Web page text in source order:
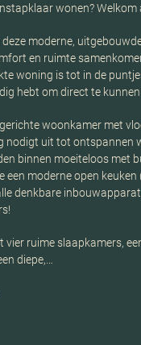
wonen? Welkom
moderne,
en ruimte
woning is tot in de
hebt om direct te kunnen
woonkamer met
nodigt uit tot ontspannen
binnen moeiteloos met
een moderne open keuken
denkbare
vier ruime slaapkamers,
diepe,…